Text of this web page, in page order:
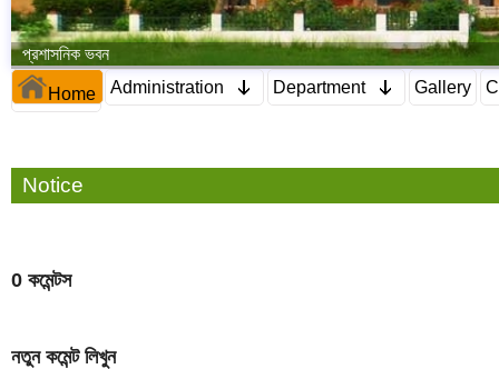
প্রশাসনিক ভবন
Home Administration Department Gallery
Notice
0 কমেন্টস
নতুন কমেন্ট লিখুন